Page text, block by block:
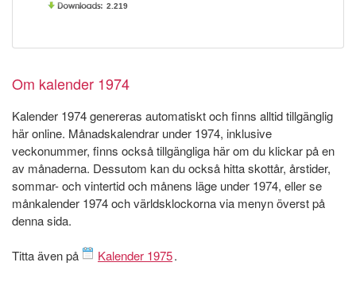
2.219
Om kalender 1974
Kalender 1974 genereras automatiskt och finns alltid tillgänglig
här online. Månadskalendrar under 1974, inklusive
veckonummer, finns också tillgängliga här om du klickar på en
av månaderna. Dessutom kan du också hitta skottår, årstider,
sommar- och vintertid och månens läge under 1974, eller se
månkalender 1974 och världsklockorna via menyn överst på
denna sida.
Titta även på Kalender 1975.